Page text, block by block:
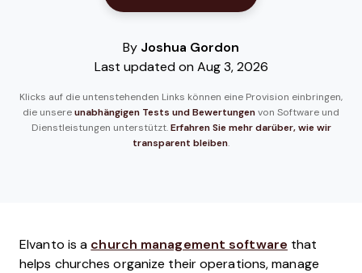
By Joshua Gordon
Last updated on Aug 3, 2026
Klicks auf die untenstehenden Links können eine Provision einbringen,
die unsere unabhängigen Tests und Bewertungen von Software und
Dienstleistungen unterstützt. Erfahren Sie mehr darüber, wie wir
transparent bleiben.
Elvanto is a church management software that
helps churches organize their operations, manage